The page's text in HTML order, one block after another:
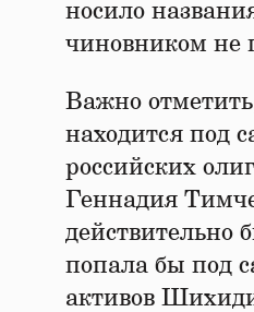
носило
чиновником не
Важно
находится под
российских
Геннадия
действительно
попала бы под
активов